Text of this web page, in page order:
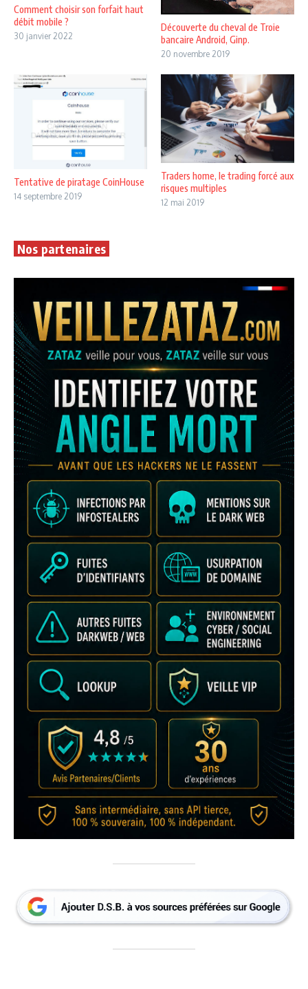
Comment choisir son forfait haut
débit mobile ?
30 janvier 2022
Découverte du cheval de Troie
bancaire Android, Ginp.
20 novembre 2019
Tentative de piratage CoinHouse
14 septembre 2019
Traders home, le trading forcé aux
risques multiples
12 mai 2019
Nos partenaires